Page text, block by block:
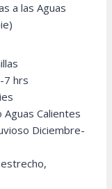
a las Aguas
7 hrs
Calientes
Diciembre-